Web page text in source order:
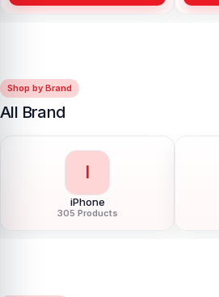
Shop by Brand
All Brand
L
LDNIO
54 Products